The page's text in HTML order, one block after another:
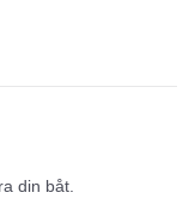
din båt.